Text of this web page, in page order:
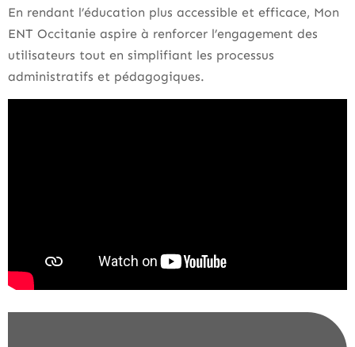
En rendant l’éducation plus accessible et efficace, Mon
ENT Occitanie aspire à renforcer l’engagement des
utilisateurs tout en simplifiant les processus
administratifs et pédagogiques.